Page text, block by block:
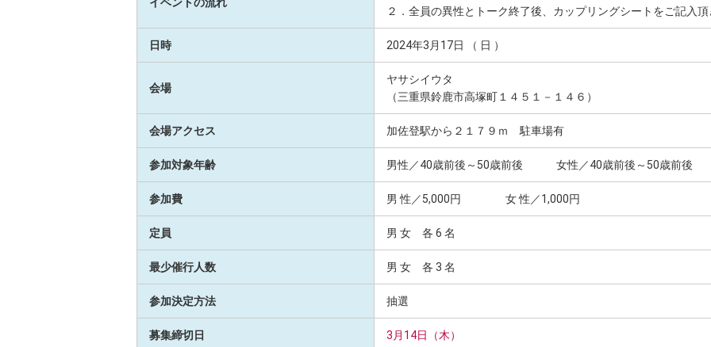
イベントの流れ
２．全員の異性とトーク終了後、カップリングシートをご記入
日時 2024年3月17日 （ 日 ）
会場
ヤサシイウタ
（三重県鈴鹿市高塚町１４５１－１４６）
会場アクセス 加佐登駅から２１７９ｍ 駐車場有
参加対象年齢 男性／40歳前後～50歳前後 女性／40歳前後～50歳前後
参加費 男 性／5,000円 女 性／1,000円
定員 男 女 各 6 名
最少催行人数 男 女 各 3 名
参加決定方法 抽選
募集締切日 3月14日（木）